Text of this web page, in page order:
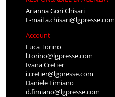
Arianna Gori Chisari
E-maila.chisari@lgpresse.com
Account
Luca Torino
l.torino@lgpresse.com
Ivana Cretier
i.cretier@lgpresse.com
Daniele Fimiano
d.fimiano@lgpresse.com